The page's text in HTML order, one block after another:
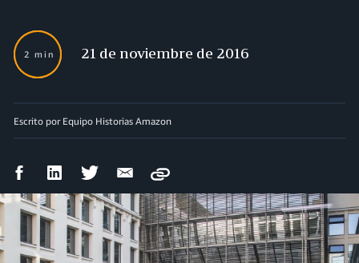
2 min 21 de noviembre de 2016
Escrito por Equipo Historias Amazon
Compartir
Facebook
Compartir
LinkedIn
Compartir
Twitter
Compartir
correo
electrónico
Copy